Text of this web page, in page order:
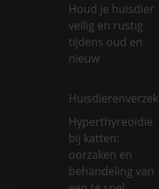
Houd je huisdier
veilig en rustig
tijdens oud en
nieuw
Hyperthyreoïdie
bij katten:
oorzaken en
behandeling van